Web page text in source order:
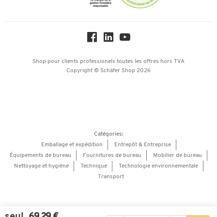
Shop pour clients professionels toutes les offres hors TVA
Copyright © Schäfer Shop 2026
Catégories:
Emballage et expédition
Entrepôt & Entreprise
Équipements de bureau
Fournitures de bureau
Mobilier de bureau
Nettoyage et hygiène
Technique
Technologie environnementale
Transport